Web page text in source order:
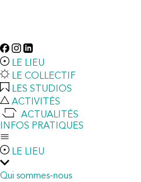
LE LIEU
LE COLLECTIF
LES STUDIOS
ACTIVITÉS
ACTUALITÉS
INFOS PRATIQUES
LE LIEU
Qui sommes-nous